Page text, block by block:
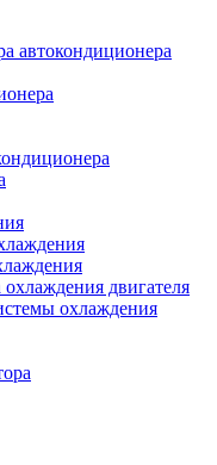
автокондиционера
двигателя
охлаждения